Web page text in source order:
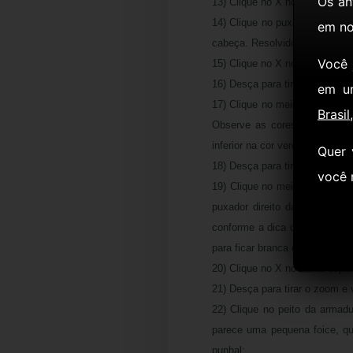
em
Você
em
Brasil
Quer
você
14) Clique no puxador direito
cabeça. Resolvido este
15) Clique no X no canto
16) Desça para tirar o zoom e
17) Clique no meio do painel
Observe as cores do painel
inferior na cor verde;
18) Desça para tirar o zoom e
19) Clique no meio do móvel
puxador direito da segunda
conforme a dica do item 17.
para ficar branca e, por
20) Clique no X no canto
21) Desça para tirar o zoom e
22) Clique no peito da
parece uma pequena foice,
punhal;